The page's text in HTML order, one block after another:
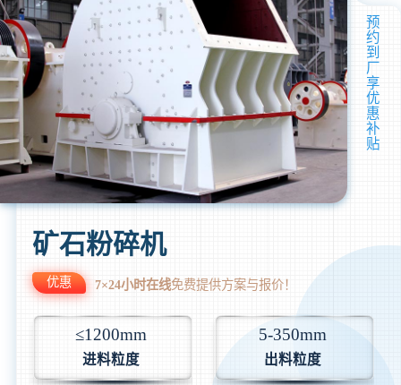
预
约
到
厂
享
优
惠
补
贴
矿石粉碎机
优惠 7×24小时在线免费提供方案与报价！
≤1200mm
进料粒度
5-350mm
出料粒度